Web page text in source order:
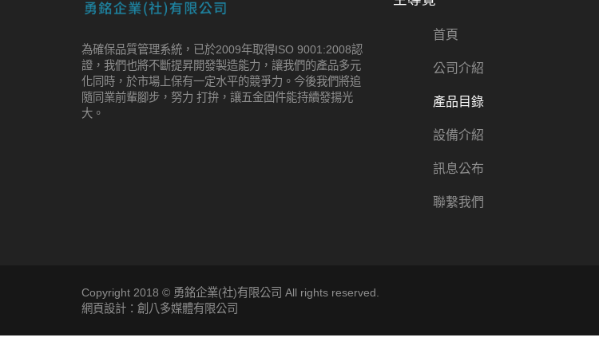
為確保品質管理系統，已於2009年取得ISO 9001:2008認
證，我們也將不斷提昇開發製造能力，讓我們的產品多元
化同時，於市場上保有一定水平的競爭力。今後我們將追
隨同業前輩腳步，努力 打拚，讓五金固件能持續發揚光
大。
首頁
公司介紹
產品目錄
設備介紹
訊息公布
聯繫我們
Copyright 2018 © 勇銘企業(社)有限公司 All rights reserved.
網頁設計：創八多媒體有限公司